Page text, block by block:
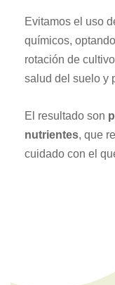
Evitamos el uso
químicos,
rotación de
salud del suelo y
El resultado son
nutrientes, que
cuidado con el